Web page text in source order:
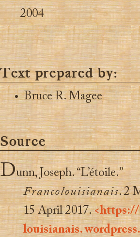
2004
Text prepared by:
Bruce R. Magee
Source
Dunn, Joseph. “L’étoile.”
Francolouisianais. 2
15 April 2017.<https://
louisianais.